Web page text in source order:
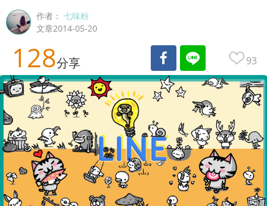
作者：七味粉
文章2014-05-20
128分享 93